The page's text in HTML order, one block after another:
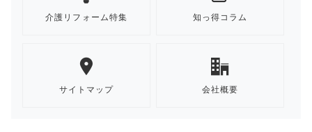
介護リフォーム特集 知っ得コラム
サイトマップ 会社概要